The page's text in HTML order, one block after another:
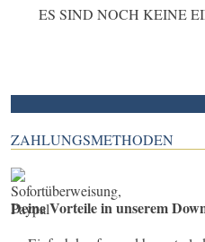
ES SIND NOCH KEINE
ZAHLUNGSMETHODEN
Deine Vorteile in unserem